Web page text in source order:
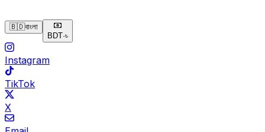
🇧🇩বাংলা
BDT·৳
Instagram
TikTok
X